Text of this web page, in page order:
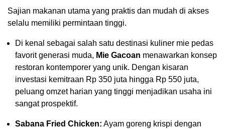
Sajian makanan utama yang praktis dan mudah di akses
selalu memiliki permintaan tinggi.
Di kenal sebagai salah satu destinasi kuliner mie pedas
favorit generasi muda, Mie Gacoan menawarkan konsep
restoran kontemporer yang unik. Dengan kisaran
investasi kemitraan Rp 350 juta hingga Rp 550 juta,
peluang omzet harian yang tinggi menjadikan usaha ini
sangat prospektif.
Sabana Fried Chicken: Ayam goreng krispi dengan